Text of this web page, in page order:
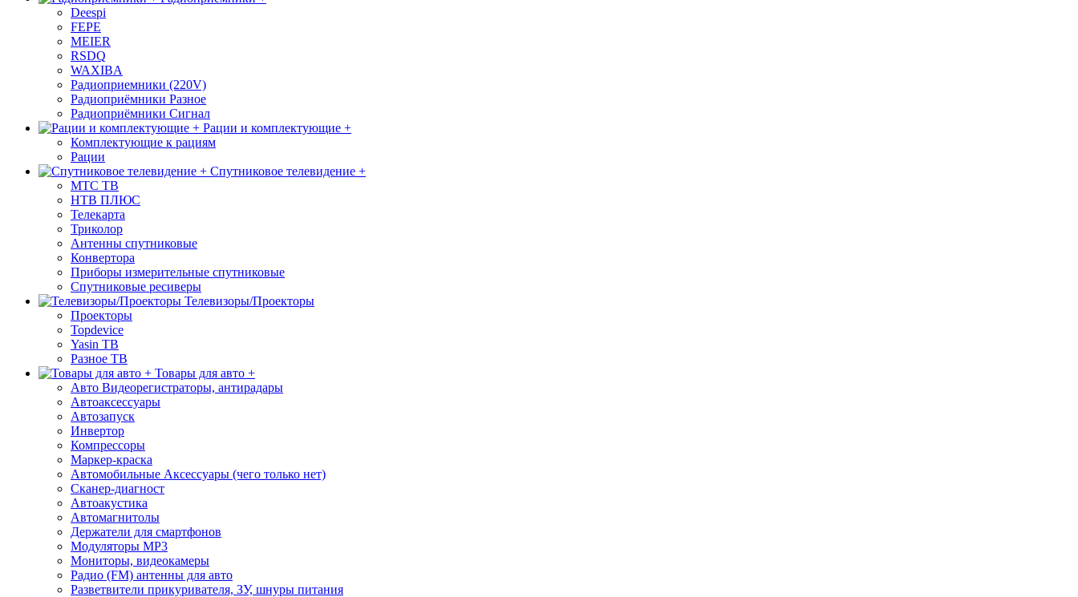
Deespi
FEPE
MEIER
RSDQ
WAXIBA
Радиоприемники (220V)
Радиоприёмники Разное
Радиоприёмники Сигнал
Рации и комплектующие +
Комплектующие к рациям
Рации
Спутниковое телевидение +
МТС ТВ
НТВ ПЛЮС
Телекарта
Триколор
Антенны спутниковые
Конвертора
Приборы измерительные спутниковые
Спутниковые ресиверы
Телевизоры/Проекторы
Проекторы
Topdevice
Yasin ТВ
Разное ТВ
Товары для авто +
Авто Видеорегистраторы, антирадары
Автоаксессуары
Автозапуск
Инвертор
Компрессоры
Маркер-краска
Автомобильные Аксессуары (чего только нет)
Сканер-диагност
Автоакустика
Автомагнитолы
Держатели для смартфонов
Модуляторы МР3
Мониторы, видеокамеры
Радио (FM) антенны для авто
Разветвители прикуривателя, ЗУ, шнуры питания